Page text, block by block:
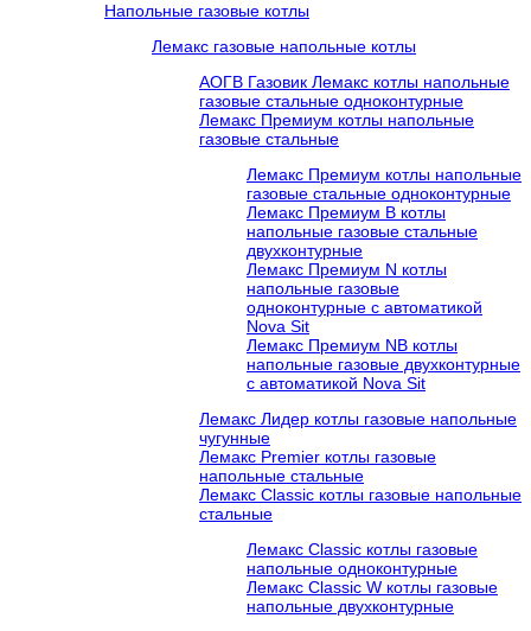
Напольные газовые котлы
Лемакс газовые напольные котлы
АОГВ Газовик Лемакс котлы напольные
газовые стальные одноконтурные
Лемакс Премиум котлы напольные
газовые стальные
Лемакс Премиум котлы напольные
газовые стальные одноконтурные
Лемакс Премиум B котлы
напольные газовые стальные
двухконтурные
Лемакс Премиум N котлы
напольные газовые
одноконтурные c автоматикой
Nova Sit
Лемакс Премиум NB котлы
напольные газовые двухконтурные
c автоматикой Nova Sit
Лемакс Лидер котлы газовые напольные
чугунные
Лемакс Premier котлы газовые
напольные стальные
Лемакс Classic котлы газовые напольные
стальные
Лемакс Classic котлы газовые
напольные одноконтурные
Лемакс Classic W котлы газовые
напольные двухконтурные